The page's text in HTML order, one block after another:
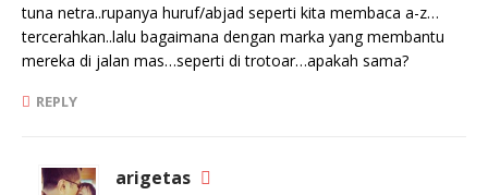
tuna netra..rupanya huruf/abjad seperti kita membaca a-z…
tercerahkan..lalu bagaimana dengan marka yang membantu
mereka di jalan mas…seperti di trotoar…apakah sama?
REPLY
arigetas